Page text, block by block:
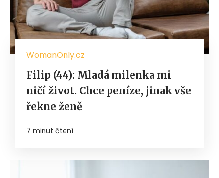
WomanOnly.cz
Filip (44): Mladá milenka mi
ničí život. Chce peníze, jinak vše
řekne ženě
7 minut čtení